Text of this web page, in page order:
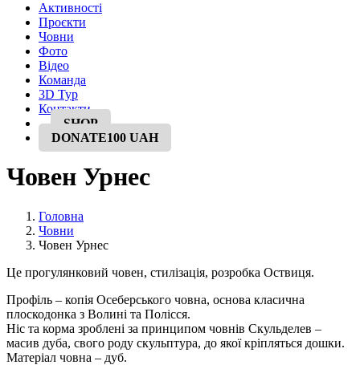
Активності
Проєкти
Човни
Фото
Відео
Команда
3D Тур
Контакти
SHOP
DONATE100 UAH
Човен Урнес
Головна
Човни
Човен Урнес
Це прогулянковий човен, стилізація, розробка Оствиця.
Профіль – копія Осеберського човна, основа класична
плоскодонка з Волині та Полісся.
Ніс та корма зроблені за принципом човнів Скульделев –
масив дуба, свого роду скульптура, до якої кріпляться дошки.
Матеріал човна – дуб.